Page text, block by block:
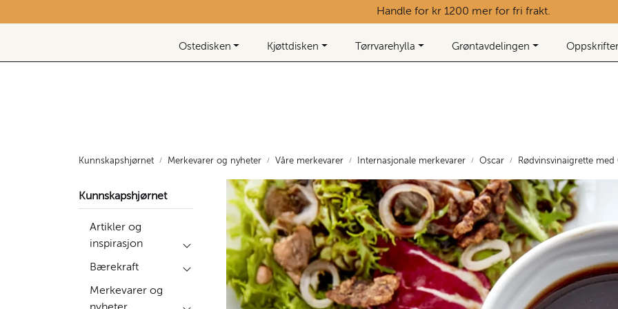
Handle for kr 1200 mer for fri frakt.
Ostedisken Kjøttdisken Tørrvarehylla Grøntavdelingen Oppskrifter
Kunnskapshjørnet Merkevarer og nyheter Våre merkevarer Internasjonale merkevarer Oscar Rødvinsvinaigrette
Kunnskapshjørnet
Artikler og
inspirasjon
Bærekraft
Merkevarer og